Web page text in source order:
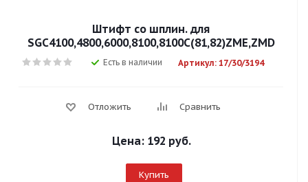
Штифт со шплин. для
SGC4100,4800,6000,8100,8100С(81,82)ZMЕ,ZMD
Есть в наличии Артикул: 17/30/3194
Отложить Сравнить
Цена: 192 руб.
Купить